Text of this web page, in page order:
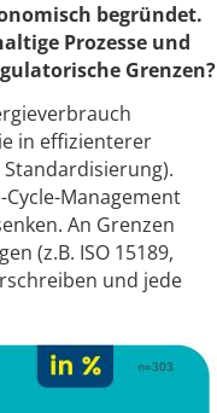
begründet.
Prozesse und
Grenzen?
in effizienterer
Management
An Grenzen
(z.B. ISO 15189,
und jede